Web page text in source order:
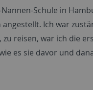
Schule in
Ich war
reisen, war ich die
es sie davor und